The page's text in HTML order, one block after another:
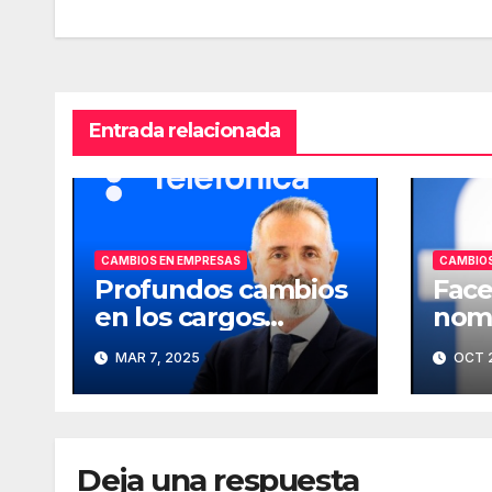
entradas
Entrada relacionada
CAMBIOS EN EMPRESAS
Profundos cambios
en los cargos
directivos de
Telefónica
MAR 7, 2025 OCT
Deja una respuesta